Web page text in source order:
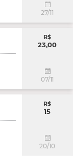
27/11
R$
23,00
07/11
R$
15
20/10